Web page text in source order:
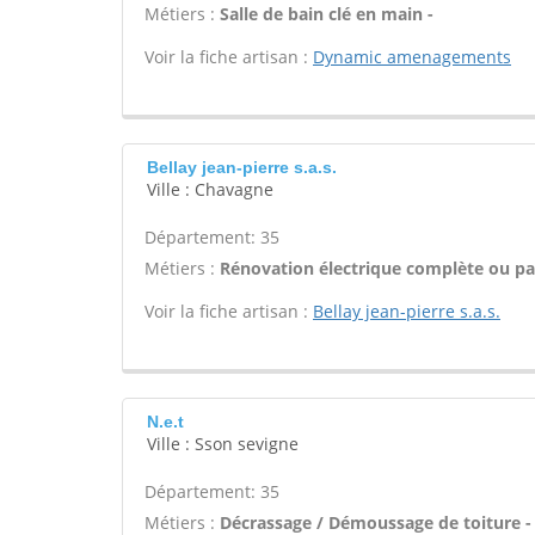
Métiers : Salle de bain clé en main -
Voir la fiche artisan : Dynamic amenagements
Bellay jean-pierre s.a.s.
Ville : Chavagne
Département: 35
Métiers : Rénovation électrique complète ou
Voir la fiche artisan : Bellay jean-pierre s.a.s.
N.e.t
Ville : Sson sevigne
Département: 35
Métiers : Décrassage / Démoussage de toiture -